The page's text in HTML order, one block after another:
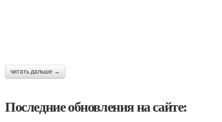
читать дальше →
Последние обновления на сайте: